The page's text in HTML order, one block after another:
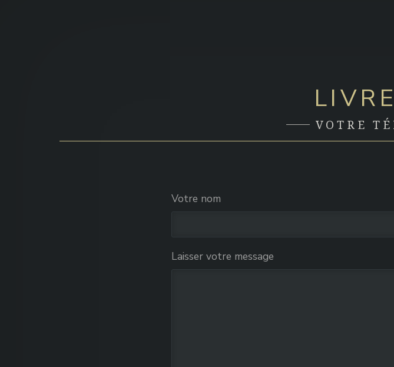
VOTRE
Votre nom
Laisser votre message